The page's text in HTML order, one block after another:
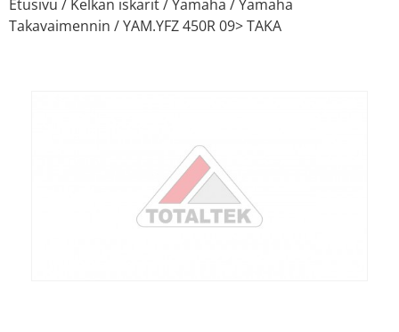
Etusivu / Kelkan iskarit/Yamaha /Yamaha
Takavaimennin / YAM.YFZ 450R 09> TAKA